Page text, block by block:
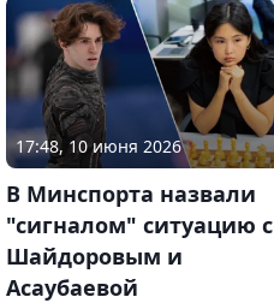
17:48, 10 июня 2026
В Минспорта назвали
"сигналом" ситуацию с
Шайдоровым и
Асаубаевой